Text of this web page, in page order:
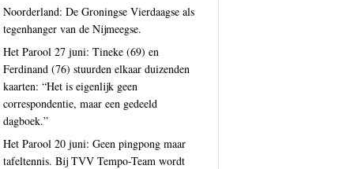
Noorderland: De Groningse Vierdaagse als
tegenhanger van de Nijmeegse.
Het Parool 27 juni: Tineke (69) en
Ferdinand (76) stuurden elkaar duizenden
kaarten: “Het is eigenlijk geen
correspondentie, maar een gedeeld
dagboek.”
Het Parool 20 juni: Geen pingpong maar
tafeltennis. Bij TVV Tempo-Team wordt